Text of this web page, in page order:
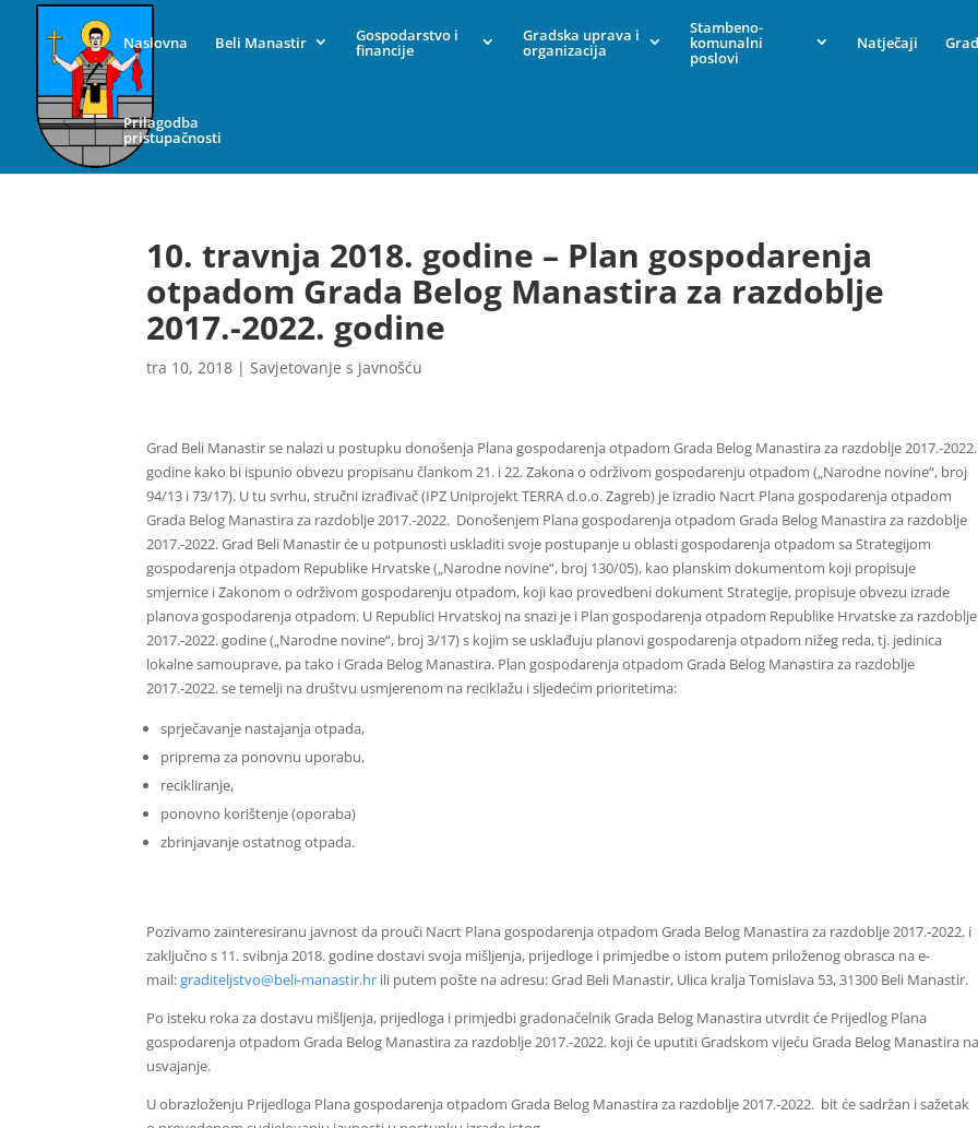
Naslovna Beli Manastir Gospodarstvo i
financije
Gradska uprava i
organizacija
Stambeno-
komunalni
poslovi
Natječaji
Prilagodba
pristupačnosti
10. travnja 2018. godine – Plan gospodarenja
otpadom Grada Belog Manastira za razdoblje
2017.-2022. godine
tra 10, 2018 |Savjetovanje s javnošću
Grad Beli Manastir se nalazi u postupku donošenja Plana gospodarenja otpadom Grada Belog Manastira za razdoblje 2017.-2022.
godine kako bi ispunio obvezu propisanu člankom 21. i 22. Zakona o održivom gospodarenju otpadom („Narodne novine“, broj
94/13 i 73/17). U tu svrhu, stručni izrađivač (IPZ Uniprojekt TERRA d.o.o. Zagreb) je izradio Nacrt Plana gospodarenja otpadom
Grada Belog Manastira za razdoblje 2017.-2022. Donošenjem Plana gospodarenja otpadom Grada Belog Manastira za razdoblje
2017.-2022. Grad Beli Manastir će u potpunosti uskladiti svoje postupanje u oblasti gospodarenja otpadom sa Strategijom
gospodarenja otpadom Republike Hrvatske („Narodne novine“, broj 130/05), kao planskim dokumentom koji propisuje
smjernice i Zakonom o održivom gospodarenju otpadom, koji kao provedbeni dokument Strategije, propisuje obvezu izrade
planova gospodarenja otpadom. U Republici Hrvatskoj na snazi je i Plan gospodarenja otpadom Republike Hrvatske za razdoblje
2017.-2022. godine („Narodne novine“, broj 3/17) s kojim se usklađuju planovi gospodarenja otpadom nižeg reda, tj. jedinica
lokalne samouprave, pa tako i Grada Belog Manastira. Plan gospodarenja otpadom Grada Belog Manastira za razdoblje
2017.-2022. se temelji na društvu usmjerenom na reciklažu i sljedećim prioritetima:
sprječavanje nastajanja otpada,
priprema za ponovnu uporabu,
recikliranje,
ponovno korištenje (oporaba)
zbrinjavanje ostatnog otpada.
Pozivamo zainteresiranu javnost da prouči Nacrt Plana gospodarenja otpadom Grada Belog Manastira za razdoblje 2017.-2022. i
zaključno s 11. svibnja 2018. godine dostavi svoja mišljenja, prijedloge i primjedbe o istom putem priloženog obrasca na e-
mail:graditeljstvo@beli-manastir.hr ili putem pošte na adresu: Grad Beli Manastir, Ulica kralja Tomislava 53, 31300 Beli Manastir.
Po isteku roka za dostavu mišljenja, prijedloga i primjedbi gradonačelnik Grada Belog Manastira utvrdit će Prijedlog Plana
gospodarenja otpadom Grada Belog Manastira za razdoblje 2017.-2022. koji će uputiti Gradskom vijeću Grada Belog Manastira na
usvajanje.
U obrazloženju Prijedloga Plana gospodarenja otpadom Grada Belog Manastira za razdoblje 2017.-2022. bit će sadržan i sažetak